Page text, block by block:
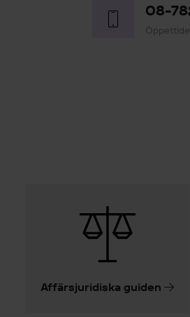
08-
Affärsjuridiska guiden